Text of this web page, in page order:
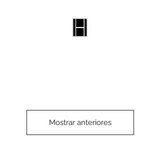
Mostrar anteriores